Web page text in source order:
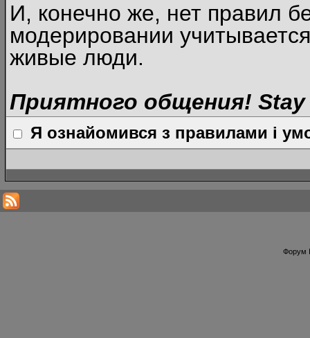
И, конечно же, нет правил
модерировании
живые люди.
Приятного общения! Stay
Я ознайомився з правилами і
Форум